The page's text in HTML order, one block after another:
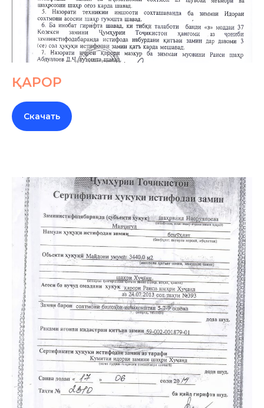
ҚАРОР
Скачать